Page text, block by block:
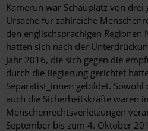
Kamerun war Schauplatz von
Ursache für zahlreiche
den englischsprachigen Regionen
hatten sich nach der
Jahr 2016, die sich gegen die
durch die Regierung gerichtet
Separatist_innen gebildet. Sowohl
auch die Sicherheitskräfte waren
Menschenrechtsverletzungen
September bis zum 4. Oktober